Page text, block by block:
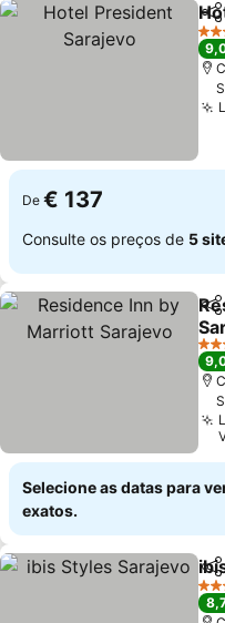
4
De € 137
Consulte os preços de 5
4
Selecione as datas para
exatos.
4